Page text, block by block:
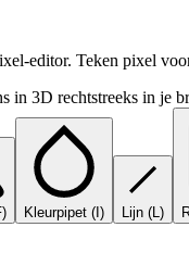
editor. Teken pixel
in 3D rechtstreeks in je
) Kleurpipet ( ) Lijn (L)